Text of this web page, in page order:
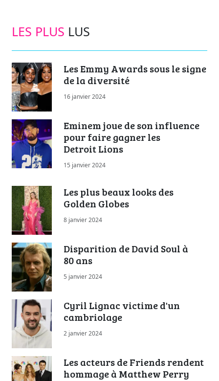
LES PLUS LUS
Les Emmy Awards sous le signe
de la diversité
16 janvier 2024
Eminem joue de son influence
pour faire gagner les
Detroit Lions
15 janvier 2024
Les plus beaux looks des
Golden Globes
8 janvier 2024
Disparition de David Soul à
80 ans
5 janvier 2024
Cyril Lignac victime d'un
cambriolage
2 janvier 2024
Les acteurs de Friends rendent
hommage à Matthew Perry